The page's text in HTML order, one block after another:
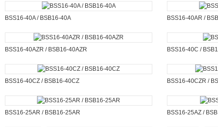
BSS16-40A / BSB16-40A BSS16-40AR /
BSS16-40AZR / BSB16-40AZR BSS16-40C /
BSS16-40CZ / BSB16-40CZ BSS16-40CZR /
BSS16-25AR / BSB16-25AR BSS16-25AZ /